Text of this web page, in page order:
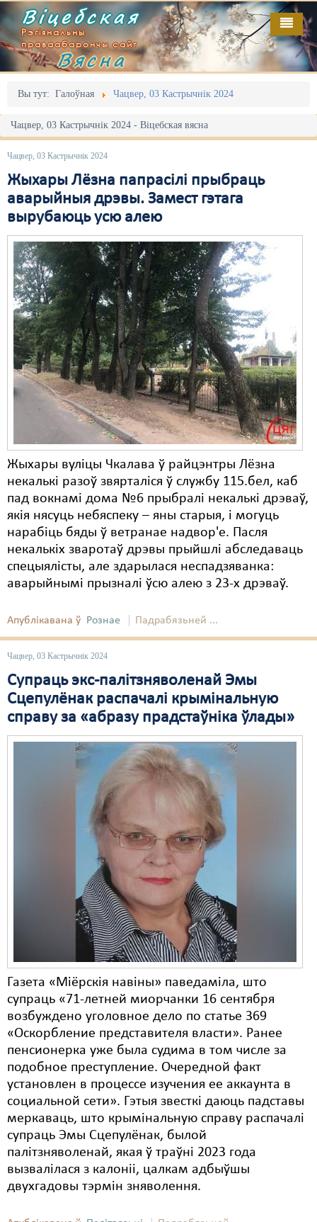
Віцебская
Рэгіянальны
праваабарончы сайт
Вясна
Вы тут: Галоўная Чацвер, 03 Кастрычнік 2024
Чацвер, 03 Кастрычнік 2024 - Віцебская вясна
Чацвер, 03 Кастрычнік 2024
Жыхары Лёзна папрасілі прыбраць
аварыйныя дрэвы. Замест гэтага
вырубаюць усю алею
Жыхары вуліцы Чкалава ў райцэнтры Лёзна
некалькі разоў звярталіся ў службу 115.бел, каб
пад вокнамі дома №6 прыбралі некалькі дрэваў,
якія нясуць небяспеку – яны старыя, і могуць
нарабіць бяды ў ветранае надвор'е. Пасля
некалькіх зваротаў дрэвы прыйшлі абследаваць
спецыялісты, але здарылася неспадзяванка:
аварыйнымі прызналі ўсю алею з 23-х дрэваў.
Апублікавана ў Рознае Падрабязьней ...
Чацвер, 03 Кастрычнік 2024
Супраць экс-палітзняволенай Эмы
Сцепулёнак распачалі крымінальную
справу за «абразу прадстаўніка ўлады»
Газета «Міёрскія навіны» паведаміла, што
супраць «71-летней миорчанки 16 сентября
возбуждено уголовное дело по статье 369
«Оскорбление представителя власти». Ранее
пенсионерка уже была судима в том числе за
подобное преступление. Очередной факт
установлен в процессе изучения ее аккаунта в
социальной сети». Гэтыя звесткі даюць падставы
меркаваць, што крымінальную справу распачалі
супраць Эмы Сцепулёнак, былой
палітзняволенай, якая ў траўні 2023 года
вызвалілася з калоніі, цалкам адбыўшы
двухгадовы тэрмін зняволення.
Галоўная
Адміністрацыйны перасьлед
Акцыі
Выбары
Грамадзянскія ініцыятывы
Дзяржава
Дыскрымінацыя
Затрыманьні
Карная псыхіятрыя
КПЧ ААН
Культурныя правы
Мігранты
Мірныя сходы
Палітвязьні
Праваабаронцы
Правы дзіцяці
Пэнітэнцыярная сыстэма
Свабода слова
Свабода сумленьня
Суд
Сьмяротнае пакараньне
Сацыяльныя правы
Выданьні
Відэа
Пра нас
RSS